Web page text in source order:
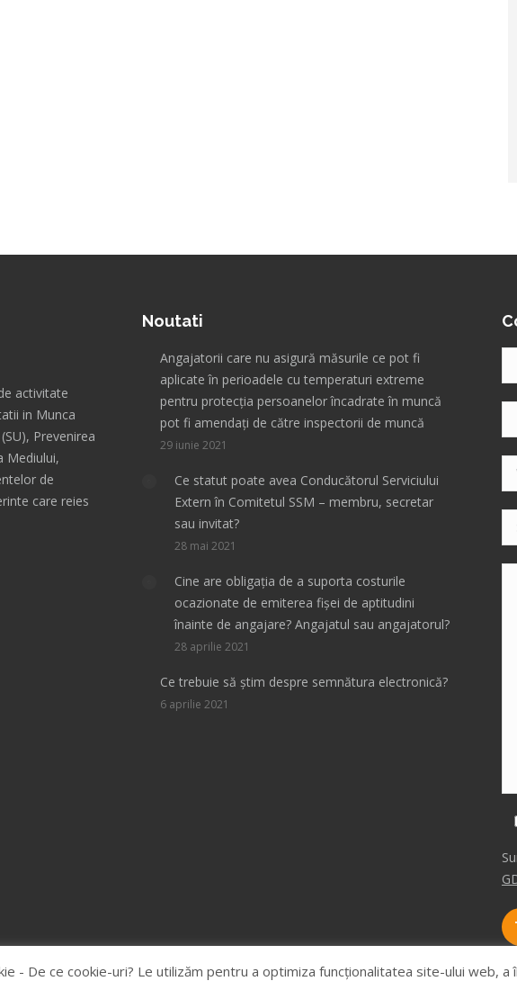
activitate
in Munca
Prevenirea
Mediului,
de
care reies
Noutati
Angajatorii care nu asigură măsurile ce pot fi
aplicate în perioadele cu temperaturi extreme
pentru protecţia persoanelor încadrate în muncă
pot fi amendați de către inspectorii de muncă
29 iunie 2021
Ce statut poate avea Conducătorul Serviciului
Extern în Comitetul SSM – membru, secretar
sau invitat?
28 mai 2021
Cine are obligația de a suporta costurile
ocazionate de emiterea fișei de aptitudini
înainte de angajare? Angajatul sau angajatorul?
28 aprilie 2021
Ce trebuie să știm despre semnătura electronică?
6 aprilie 2021
- De ce cookie-uri? Le utilizăm pentru a optimiza funcţionalitatea site-ului web,